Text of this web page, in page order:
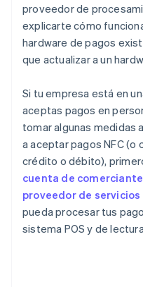
proveedor de
explicarte cómo
hardware de pagos
que actualizar a un
Si tu empresa está en
aceptas pagos en
tomar algunas medidas
a aceptar pagos NFC (o
crédito o débito),
cuenta de
proveedor de
pueda procesar tus
sistema POS y de